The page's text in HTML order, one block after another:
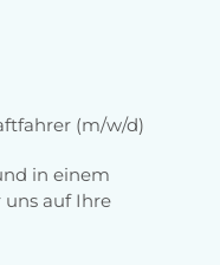
(m/w/d)
in einem
auf Ihre